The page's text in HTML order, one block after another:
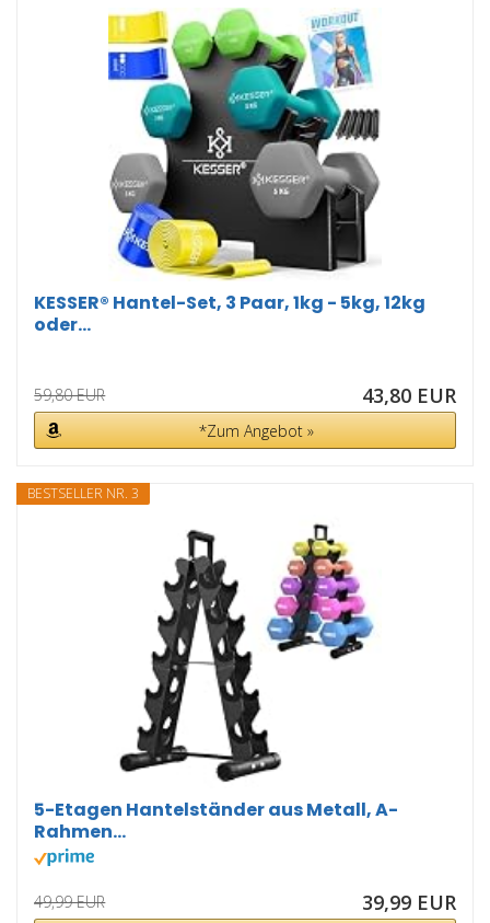
KESSER® Hantel-Set, 3 Paar, 1kg - 5kg, 12kg
oder...
59,80 EUR 43,80 EUR
*Zum Angebot »
BESTSELLER NR. 3
5-Etagen Hantelständer aus Metall, A-
Rahmen...
49,99 EUR 39,99 EUR